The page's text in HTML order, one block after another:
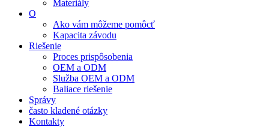
Materiály
O
Ako vám môžeme pomôcť
Kapacita závodu
Riešenie
Proces prispôsobenia
OEM a ODM
Služba OEM a ODM
Baliace riešenie
Správy
často kladené otázky
Kontakty